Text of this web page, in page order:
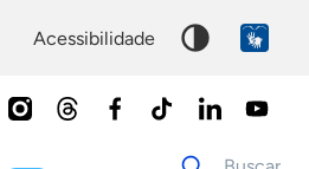
acessibilidade
Dados